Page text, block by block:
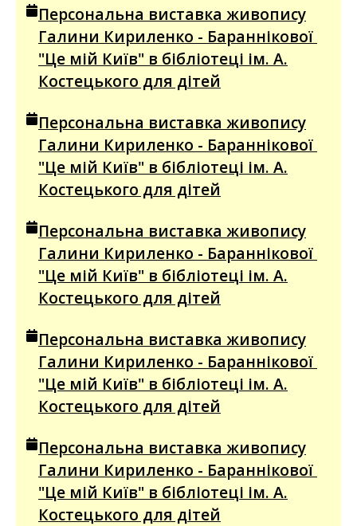
Персональна виставка живопису
Галини Кириленко - Бараннікової
"Це мій Київ" в бібліотеці ім. А.
Костецького для дітей
Персональна виставка живопису
Галини Кириленко - Бараннікової
"Це мій Київ" в бібліотеці ім. А.
Костецького для дітей
Персональна виставка живопису
Галини Кириленко - Бараннікової
"Це мій Київ" в бібліотеці ім. А.
Костецького для дітей
Персональна виставка живопису
Галини Кириленко - Бараннікової
"Це мій Київ" в бібліотеці ім. А.
Костецького для дітей
Персональна виставка живопису
Галини Кириленко - Бараннікової
"Це мій Київ" в бібліотеці ім. А.
Костецького для дітей